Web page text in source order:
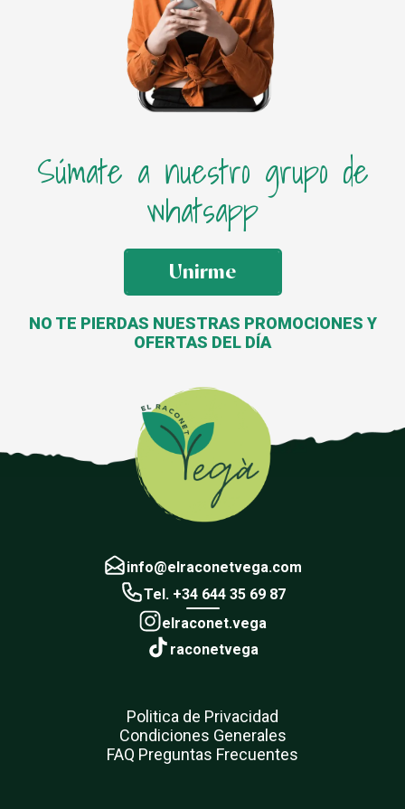
Súmate a nuestro grupo de
whatsapp
Unirme
NO TE PIERDAS NUESTRAS PROMOCIONES Y
OFERTAS DEL DÍA
info@elraconetvega.com
Tel. +34 644 35 69 87
elraconet.vega
raconetvega
Politica de Privacidad
Condiciones Generales
FAQ Preguntas Frecuentes